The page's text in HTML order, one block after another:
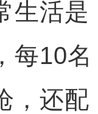
生活是
每10名
，还配